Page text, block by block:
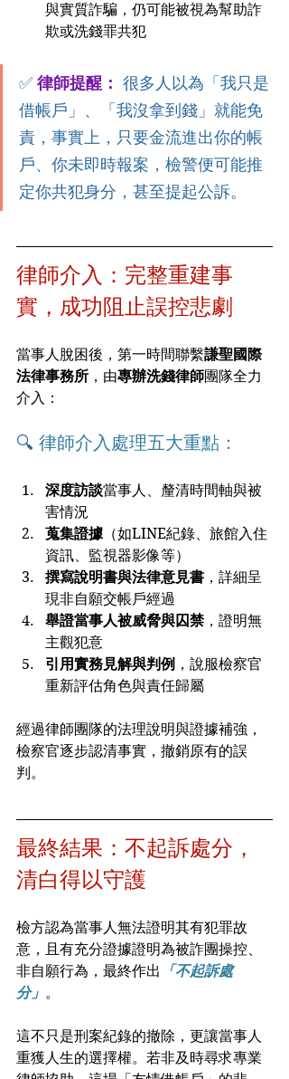
與實質詐騙，仍可能被視為幫助詐
欺或洗錢罪共犯
✅ 律師提醒： 很多人以為「我只是
借帳戶」、「我沒拿到錢」就能免
責，事實上，只要金流進出你的帳
戶、你未即時報案，檢警便可能推
定你共犯身分，甚至提起公訴。
律師介入：完整重建事
實，成功阻止誤控悲劇
當事人脫困後，第一時間聯繫謙聖國際
法律事務所 ，由專辦洗錢律師團隊全力
介入：
🔍 律師介入處理五大重點：
深度訪談當事人、釐清時間軸與被
害情況
蒐集證據（如LINE紀錄、旅館入住
資訊、監視器影像等）
撰寫說明書與法律意見書 ，詳細呈
現非自願交帳戶經過
舉證當事人被威脅與囚禁，證明無
主觀犯意
引用實務見解與判例 ，說服檢察官
重新評估角色與責任歸屬
經過律師團隊的法理說明與證據補強，
檢察官逐步認清事實，撤銷原有的誤
判。
最終結果：不起訴處分，
清白得以守護
檢方認為當事人無法證明其有犯罪故
意，且有充分證據證明為被詐團操控、
非自願行為，最終作出
「不起訴處
分」 。
這不只是刑案紀錄的撤除，更讓當事人
重獲人生的選擇權。若非及時尋求專業